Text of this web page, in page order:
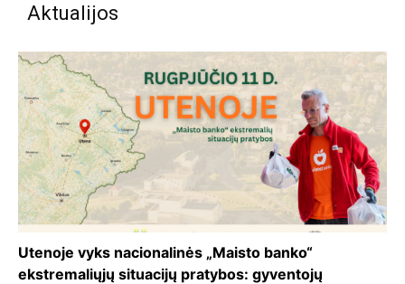
Aktualijos
Utenoje vyks nacionalinės „Maisto banko“
ekstremaliųjų situacijų pratybos: gyventojų